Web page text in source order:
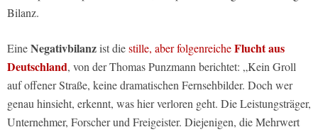
Bilanz.
EineNegativbilanzist diestille, aber folgenreicheFlucht aus
Deutschland, von der Thomas Punzmann berichtet: „Kein Groll
auf offener Straße, keine dramatischen Fernsehbilder. Doch wer
genau hinsieht, erkennt, was hier verloren geht. Die Leistungsträger,
Unternehmer, Forscher und Freigeister. Diejenigen, die Mehrwert